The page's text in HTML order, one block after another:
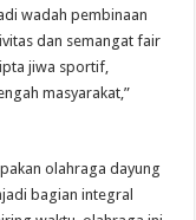
wadah pembinaan
dan semangat fair
jiwa sportif,
masyarakat,”
olahraga dayung
bagian integral